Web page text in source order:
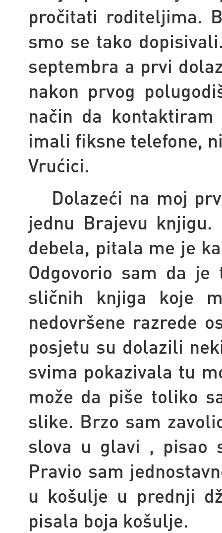
pročitati roditeljima.
smo se tako
septembra a prvi
nakon prvog
način da
imali fiksne telefone,
Vrućici.
Dolazeći na moj
jednu Brajevu
debela, pitala me je
Odgovorio sam da
sličnih knjiga koje
nedovršene razrede
posjetu su dolazili
svima pokazivala tu
može da piše toliko
slike. Brzo sam
slova u glavi , pisao
Pravio sam
u košulje u prednji
pisala boja košulje.